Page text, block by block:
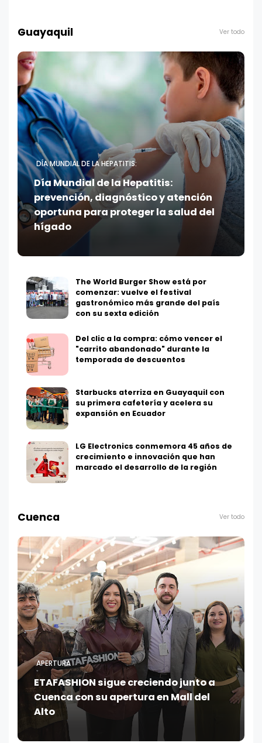
Guayaquil Ver todo
DÍA MUNDIAL DE LA HEPATITIS:
Día Mundial de la Hepatitis:
prevención, diagnóstico y atención
oportuna para proteger la salud del
hígado
The World Burger Show está por
comenzar: vuelve el festival
gastronómico más grande del país
con su sexta edición
Del clic a la compra: cómo vencer el
"carrito abandonado" durante la
temporada de descuentos
Starbucks aterriza en Guayaquil con
su primera cafetería y acelera su
expansión en Ecuador
LG Electronics conmemora 45 años de
crecimiento e innovación que han
marcado el desarrollo de la región
Cuenca Ver todo
APERTURA
ETAFASHION sigue creciendo junto a
Cuenca con su apertura en Mall del
Alto